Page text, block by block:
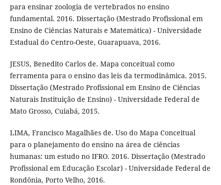
para ensinar zoologia de vertebrados no ensino
fundamental. 2016. Dissertação (Mestrado Profissional em
Ensino de Ciências Naturais e Matemática) - Universidade
Estadual do Centro-Oeste, Guarapuava, 2016.
JESUS, Benedito Carlos de. Mapa conceitual como
ferramenta para o ensino das leis da termodinâmica. 2015.
Dissertação (Mestrado Profissional em Ensino de Ciências
Naturais Instituição de Ensino) - Universidade Federal de
Mato Grosso, Cuiabá, 2015.
LIMA, Francisco Magalhães de. Uso do Mapa Conceitual
para o planejamento do ensino na área de ciências
humanas: um estudo no IFRO. 2016. Dissertação (Mestrado
Profissional em Educação Escolar) - Universidade Federal de
Rondônia, Porto Velho, 2016.